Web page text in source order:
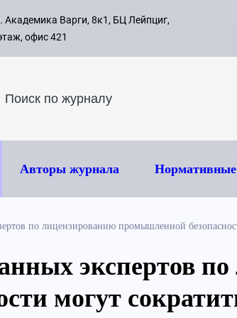
с 09:00
8 495
Академика Варги, 8к1, БЦ Лейпциг,
офис 421
Авторы журнала
по лицензированию промышленной
экспертов
могут